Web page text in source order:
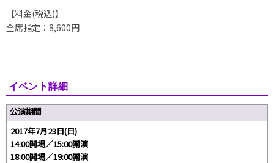
【料金(税込)】
全席指定：8,600円
イベント詳細
公演期間
2017年7月23日(日)
14:00開場／15:00開演
18:00開場／19:00開演